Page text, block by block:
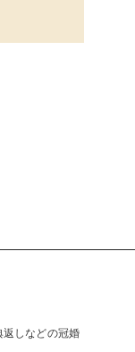
しなどの冠婚